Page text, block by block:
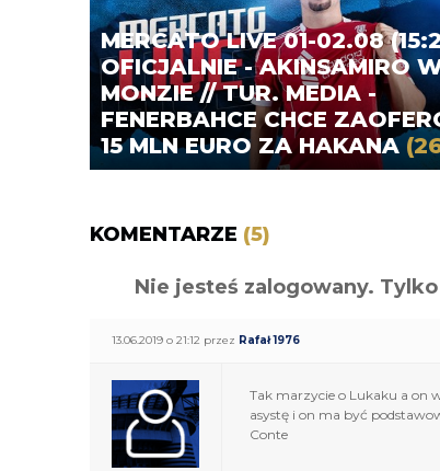
MERCATO LIVE 01-02.08
OFICJALNIE - AKINSAMIRO
MONZIE // TUR. MEDIA -
FENERBAHCE CHCE
15 MLN EURO ZA HAKANA
KOMENTARZE (5)
Nie jesteś zalogowany.
13.06.2019 o 21:12 przez Rafał 1976
Tak marzycie o Lukaku a on
asystę i on ma być
Conte